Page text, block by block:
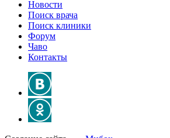
Новости
Поиск врача
Поиск клиники
Форум
Чаво
Контакты